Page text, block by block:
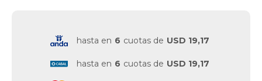
hasta en 6 cuotas de USD 19,17
hasta en 6 cuotas de USD 19,17